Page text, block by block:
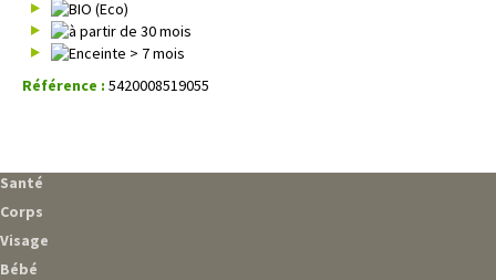
Référence : 5420008519055
Santé
Corps
Visage
Bébé